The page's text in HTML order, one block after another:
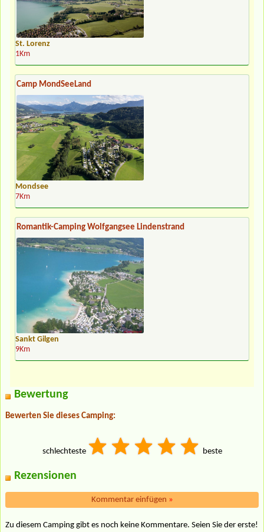
St. Lorenz
1Km
Camp MondSeeLand
Mondsee
7Km
Romantik-Camping Wolfgangsee Lindenstrand
Sankt Gilgen
9Km
Bewertung
Bewerten Sie dieses Camping:
schlechteste beste
Rezensionen
Kommentar einfügen »
Zu diesem Camping gibt es noch keine Kommentare. Seien Sie der erste!